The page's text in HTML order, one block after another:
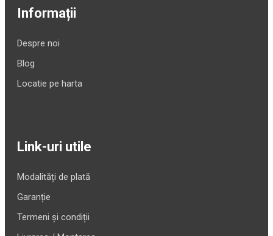
Informații
Despre noi
Blog
Locatie pe harta
Link-uri utile
Modalități de plată
Garanție
Termeni și condiții